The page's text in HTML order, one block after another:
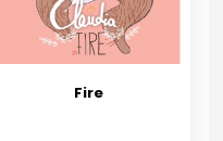
Fire